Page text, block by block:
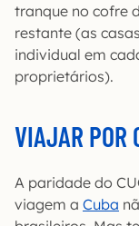
tranque no cofre
restante (as
individual em
proprietários).
VIAJAR POR
A paridade do
viagem a Cuba